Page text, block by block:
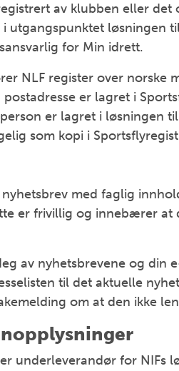
av klubben eller det
løsningen
for Min idrett.
NLF register over norske
er lagret i
er lagret i løsningen
som kopi i
med faglig
er frivillig og innebærer
av nyhetsbrevene og din
til det aktuelle
om at den ikke
underleverandør for NIFs